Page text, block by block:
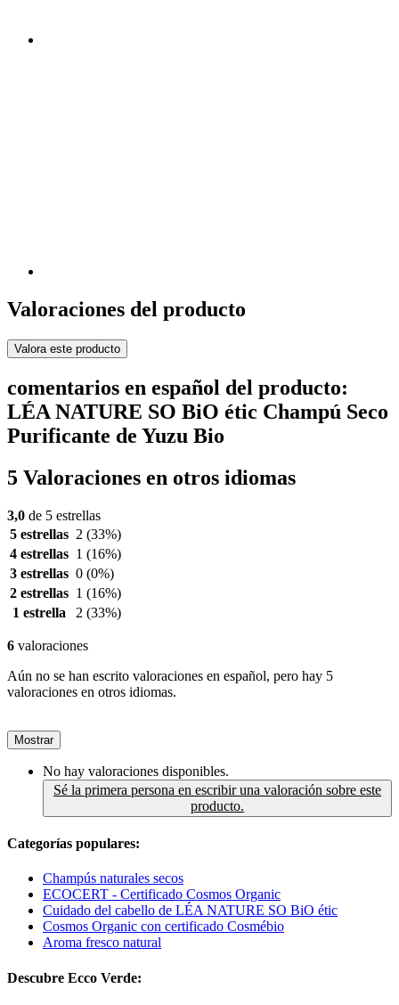
Valoraciones del producto
Valora este producto
comentarios en español del producto:
LÉA NATURE SO BiO étic Champú Seco
Purificante de Yuzu Bio
5 Valoraciones en otros idiomas
3,0 de 5 estrellas
5 estrellas 2 (33%)
4 estrellas 1 (16%)
3 estrellas 0 (0%)
2 estrellas 1 (16%)
1 estrella
2 (33%)
6 valoraciones
Aún no se han escrito valoraciones en español, pero hay 5
valoraciones en otros idiomas.
Mostrar
No hay valoraciones disponibles.
Sé la primera persona en escribir una valoración sobre este
producto.
Categorías populares:
Champús naturales secos
ECOCERT - Certificado Cosmos Organic
Cuidado del cabello de LÉA NATURE SO BiO étic
Cosmos Organic con certificado Cosmébio
Aroma fresco natural
Descubre Ecco Verde: